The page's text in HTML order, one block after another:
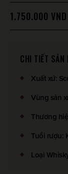
1.750.000 VND
CHI TIẾT SẢN
Xuất xứ:
Vùng sản
Thương
Tuổi rượu:
Loại